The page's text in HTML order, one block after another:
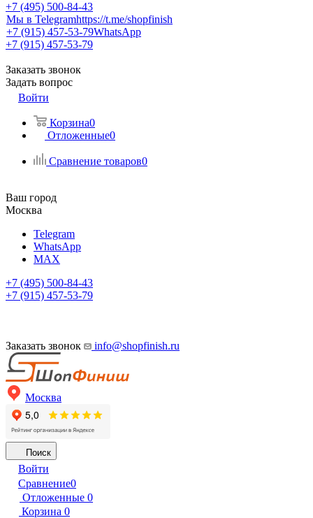
+7 (495) 500-84-43
Мы в Telegramhttps://t.me/shopfinish
+7 (915) 457-53-79WhatsApp
+7 (915) 457-53-79
Заказать звонок
Задать вопрос
Войти
Корзина0
Отложенные0
Сравнение товаров0
Ваш город
Москва
Telegram
WhatsApp
MAX
+7 (495) 500-84-43
+7 (915) 457-53-79
Заказать звонок info@shopfinish.ru
Москва
Поиск
Войти
Сравнение0
Отложенные 0
Корзина 0